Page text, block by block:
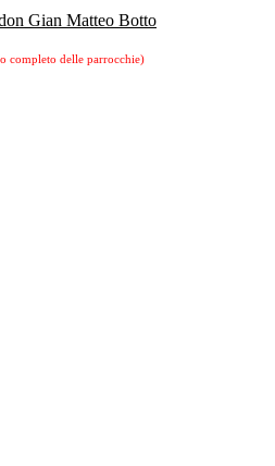
Gian Matteo Botto
completo delle parrocchie)